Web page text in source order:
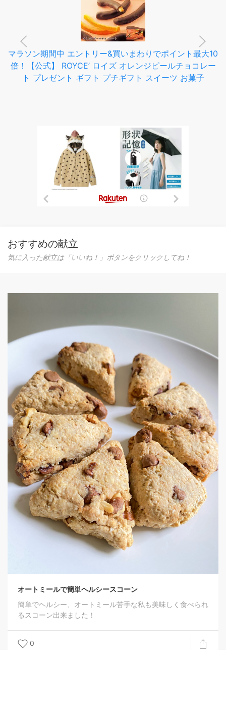
マラソン期間中 エントリー&買いまわりでポイント最大10
倍！【公式】 ROYCE’ ロイズ オレンジピールチョコレー
ト プレゼント ギフト プチギフト スイーツ お菓子
おすすめの献立
気に入った献立は「いいね！」ボタンをクリックしてね！
オートミールで簡単ヘルシースコーン
簡単でヘルシー、オートミール苦手な私も美味しく食べられ
るスコーン出来ました！
0